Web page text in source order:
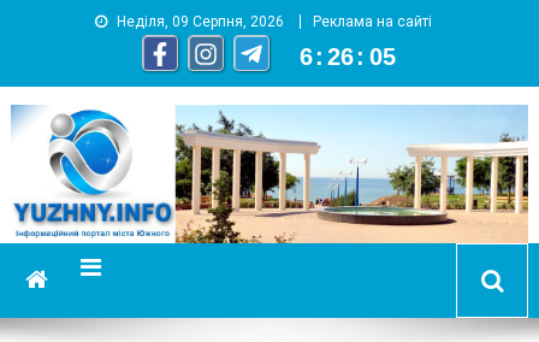
Неділя, 09 Серпня, 2026 Реклама на сайті
6 : 26 : 06
YUZHNY.INFO
информационный портал города Южный